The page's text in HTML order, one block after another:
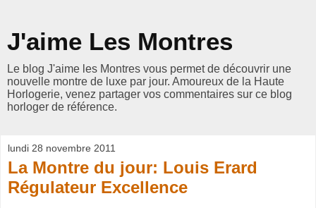
J'aime Les Montres
Le blog J'aime les Montres vous permet de découvrir une
nouvelle montre de luxe par jour. Amoureux de la Haute
Horlogerie, venez partager vos commentaires sur ce blog
horloger de référence.
lundi 28 novembre 2011
La Montre du jour: Louis Erard
Régulateur Excellence